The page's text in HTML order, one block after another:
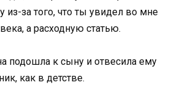
из-за того, что ты увидел во мне
а расходную статью.
подошла к сыну и отвесила ему
как в детстве.